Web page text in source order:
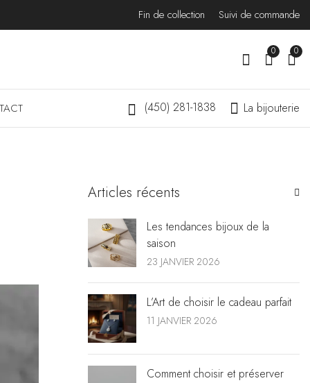
Fin de collection Suivi de commande
0 0
(450) 281-1838 La bijouterie
Articles récents
Les tendances bijoux de la
saison
23 JANVIER 2026
L’Art de choisir le cadeau parfait
11 JANVIER 2026
Comment choisir et préserver